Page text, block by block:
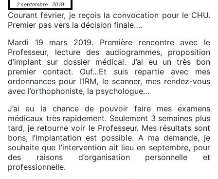
2 septembre 2019
Courant février, je reçois la convocation pour le CHU.
Premier pas vers la décision finale….
Mardi 19 mars 2019. Première rencontre avec le
Professeur, lecture des audiogrammes, proposition
d’implant sur dossier médical. J’ai eu un très bon
premier contact. Ouf…Et suis repartie avec mes
ordonnances pour l’IRM, le scanner, mes rendez-vous
avec l’orthophoniste, la psychologue…
J’ai eu la chance de pouvoir faire mes examens
médicaux très rapidement. Seulement 3 semaines plus
tard, je retourne voir le Professeur. Mes résultats sont
bons, l’implantation est possible. A ma demande, je
souhaite que l’intervention ait lieu en septembre, pour
des raisons d’organisation personnelle et
professionnelle.